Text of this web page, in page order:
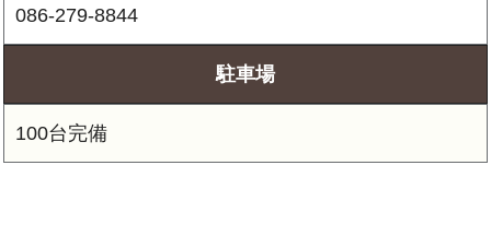
086-279-8844
駐車場
100台完備